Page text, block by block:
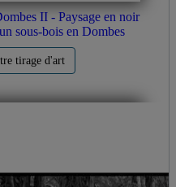
II - Paysage en noir
sous-bois en Dombes
tirage d'art